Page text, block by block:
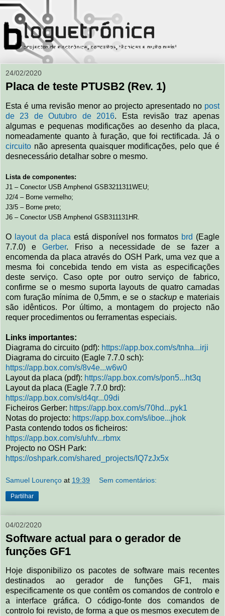
24/02/2020
Placa de teste PTUSB2 (Rev. 1)
Esta é uma revisão menor ao projecto apresentado no post
de 23 de Outubro de 2016. Esta revisão traz apenas
algumas e pequenas modificações ao desenho da placa,
nomeadamente quanto à furação, que foi rectificada. Já o
circuito não apresenta quaisquer modificações, pelo que é
desnecessário detalhar sobre o mesmo.
Lista de componentes:
J1 – Conector USB Amphenol GSB3211311WEU;
J2/4 – Borne vermelho;
J3/5 – Borne preto;
J6 – Conector USB Amphenol GSB311131HR.
O layout da placa está disponível nos formatos brd (Eagle
7.7.0) eGerber. Friso a necessidade de se fazer a
encomenda da placa através do OSH Park, uma vez que a
mesma foi concebida tendo em vista as especificações
deste serviço. Caso opte por outro serviço de fabrico,
confirme se o mesmo suporta layouts de quatro camadas
com furação mínima de 0,5mm, e se o stackupe materiais
são idênticos. Por último, a montagem do projecto não
requer procedimentos ou ferramentas especiais.
Links importantes:
Diagrama do circuito (pdf): https://app.box.com/s/tnha...irji
Diagrama do circuito (Eagle 7.7.0 sch):
https://app.box.com/s/8v4e...w6w0
Layout da placa (pdf): https://app.box.com/s/pon5...ht3q
Layout da placa (Eagle 7.7.0 brd):
https://app.box.com/s/d4qr...09di
Ficheiros Gerber: https://app.box.com/s/70hd...pyk1
Notas do projecto: https://app.box.com/s/iboe...jhok
Pasta contendo todos os ficheiros:
https://app.box.com/s/uhfv...rbmx
Projecto no OSH Park:
https://oshpark.com/shared_projects/IQ7zJx5x
Samuel Lourenço at 19:39 Sem comentários:
Partilhar
04/02/2020
Software actual para o gerador de
funções GF1
Hoje disponibilizo os pacotes de software mais recentes
destinados ao gerador de funções GF1, mais
especificamente os que contêm os comandos de controlo e
a interface gráfica. O código-fonte dos comandos de
controlo foi revisto, de forma a que os mesmos executem de